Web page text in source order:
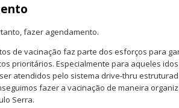
fazer agendamento.
de vacinação faz parte dos esforços para
prioritários. Especialmente para aqueles
atendidos pelo sistema drive-thru
fazer a vacinação de maneira
Serra.